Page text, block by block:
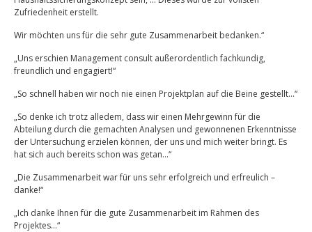
Zufriedenheit erstellt.
Wir möchten uns für die sehr gute Zusammenarbeit bedanken.“
„Uns erschien Management consult außerordentlich fachkundig,
freundlich und engagiert!“
„So schnell haben wir noch nie einen Projektplan auf die Beine gestellt…“
„So denke ich trotz alledem, dass wir einen Mehrgewinn für die
Abteilung durch die gemachten Analysen und gewonnenen Erkenntnisse
der Untersuchung erzielen können, der uns und mich weiter bringt. Es
hat sich auch bereits schon was getan…“
„Die Zusammenarbeit war für uns sehr erfolgreich und erfreulich –
danke!“
„Ich danke Ihnen für die gute Zusammenarbeit im Rahmen des
Projektes…“